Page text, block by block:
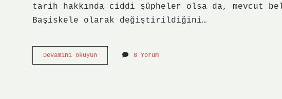
tarih hakkında ciddi şüpheler olsa da, mevcut
Başiskele olarak değiştirildiğini…
Devamını okuyunBaşiskele
eski
8 Yorum